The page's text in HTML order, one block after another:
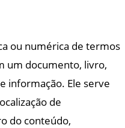
ou numérica de termos
um documento, livro,
informação. Ele serve
de
do conteúdo,